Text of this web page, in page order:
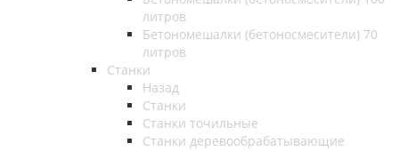
литров
Бетономешалки (бетоносмесители) 70
литров
Станки
Назад
Станки
Станки точильные
Станки деревообрабатывающие